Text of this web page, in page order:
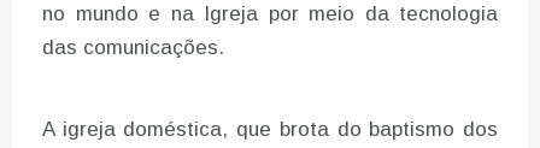
no mundo e na Igreja por meio da tecnologia
das comunicações.
A igreja doméstica, que brota do baptismo dos